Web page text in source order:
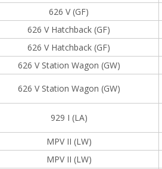
626 V (GF)
626 V Hatchback (GF)
626 V Hatchback (GF)
626 V Station Wagon (GW)
626 V Station Wagon (GW)
929 I (LA)
MPV II (LW)
MPV II (LW)